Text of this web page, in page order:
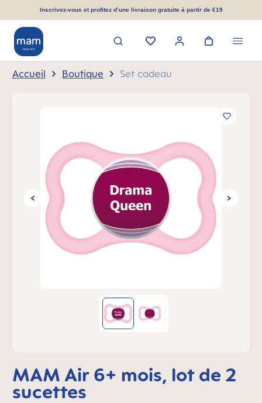
principal
Inscrivez-vous et profitez d’une livraison gratuite à partir de €19
Accueil Boutique Set cadeau
MAM Air 6+ mois, lot de 2
sucettes